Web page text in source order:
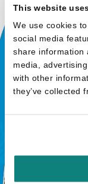
This website
We use cookies
social media
share information
media,
with other
they’ve collected